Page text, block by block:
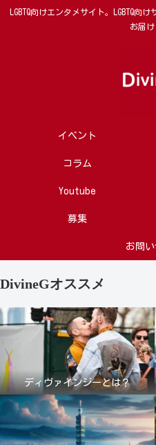
LGBTQ向けエンタメサイト。LGBTQ向
お届
イベント
コラム
Youtube
募集
お問
DivineGオススメ
ディヴァインジーとは？